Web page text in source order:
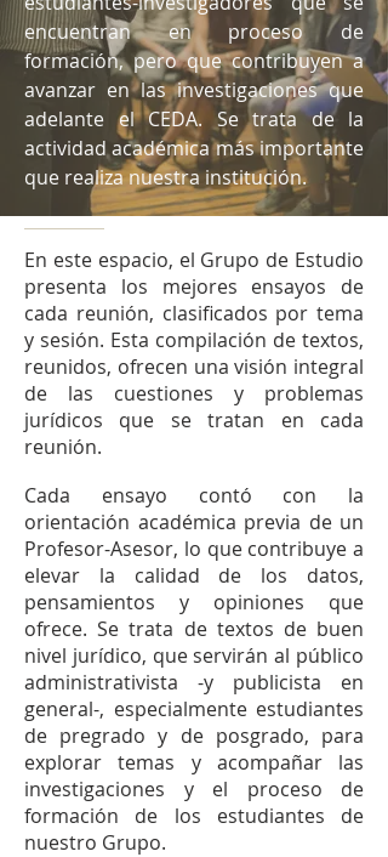
encuentran en proceso de
formación, pero que contribuyen a
avanzar en las investigaciones que
adelante el CEDA. Se trata de la
actividad académica más importante
que realiza nuestra institución.
En este espacio, el Grupo de Estudio
presenta los mejores ensayos de
cada reunión, clasificados por tema
y sesión. Esta compilación de textos,
reunidos, ofrecen una visión integral
de las cuestiones y problemas
jurídicos que se tratan en cada
reunión.
Cada ensayo contó con la
orientación académica previa de un
Profesor-Asesor, lo que contribuye a
elevar la calidad de los datos,
pensamientos y opiniones que
ofrece. Se trata de textos de buen
nivel jurídico, que servirán al público
administrativista -y publicista en
general-, especialmente estudiantes
de pregrado y de posgrado, para
explorar temas y acompañar las
investigaciones y el proceso de
formación de los estudiantes de
nuestro Grupo.